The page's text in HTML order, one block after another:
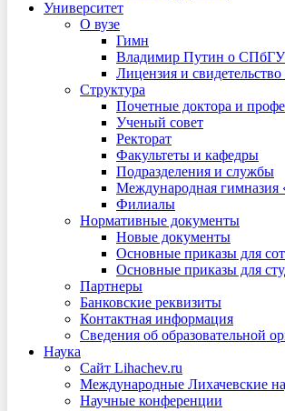
Университет
О вузе
Гимн
Владимир Путин о
Лицензия и
Структура
Почетные доктора и
Ученый совет
Ректорат
Факультеты и кафедры
Подразделения и службы
Международная гимназия
Филиалы
Нормативные документы
Новые документы
Основные приказы для
Основные приказы для
Партнеры
Банковские реквизиты
Контактная информация
Сведения об образовательной
Наука
Сайт Lihachev.ru
Международные Лихачевские
Научные конференции